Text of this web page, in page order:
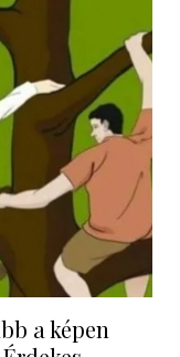
a képen